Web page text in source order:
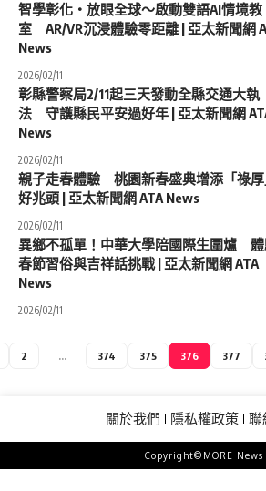
智學彰化‧放眼全球～啟動雙語AI情境教
室 AR/VR沉浸體驗零距離 | 亞太新聞網
News
2026/02/11
彰縣警察局2/11起三天發動全縣交通大執
法 守護縣民平安過好年 | 亞太新聞網
News
2026/02/11
親子走春體驗 桃園新春盛典增添「祿厚
好兆頭 | 亞太新聞網 ATA News
2026/02/11
異鄉不孤單！中華大學陪國際生圍爐
春節習俗與吉祥話挑戰 | 亞太新聞網 ATA
News
2026/02/11
2 ... 374 375 376 377
關於我們 隱私權政策 聯
Copyright©MORE News